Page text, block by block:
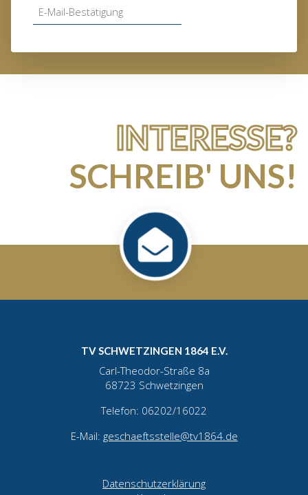
INTERESSE?
SCHREIB' UNS!
TV SCHWETZINGEN 1864 E.V.
Carl-Theodor-Straße 8a
68723 Schwetzingen
Telefon: 06202/16022
E-Mail: geschaeftsstelle@tv1864.de
Datenschutzerklärung